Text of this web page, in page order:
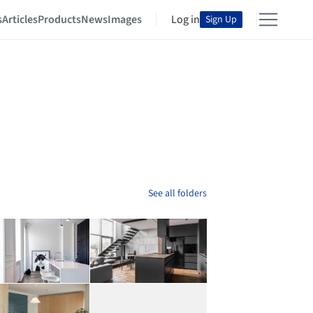
ArticlesProductsNewsImages Log in Sign Up
See all folders